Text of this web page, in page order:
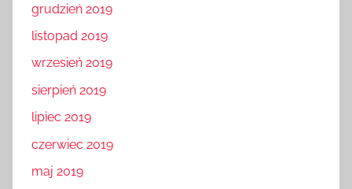
grudzień 2019
listopad 2019
wrzesień 2019
sierpień 2019
lipiec 2019
czerwiec 2019
maj 2019